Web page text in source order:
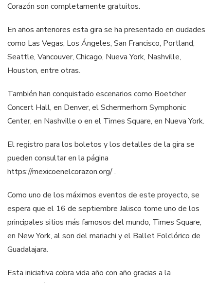
Corazón son completamente gratuitos.
En años anteriores esta gira se ha presentado en ciudades
como Las Vegas, Los Ángeles, San Francisco, Portland,
Seattle, Vancouver, Chicago, Nueva York, Nashville,
Houston, entre otras.
También han conquistado escenarios como Boetcher
Concert Hall, en Denver, el Schermerhorn Symphonic
Center, en Nashville o en el Times Square, en Nueva York.
El registro para los boletos y los detalles de la gira se
pueden consultar en la página
https://mexicoenelcorazon.org/ .
Como uno de los máximos eventos de este proyecto, se
espera que el 16 de septiembre Jalisco tome uno de los
principales sitios más famosos del mundo, Times Square,
en New York, al son del mariachi y el Ballet Folclórico de
Guadalajara.
⁠Esta iniciativa cobra vida año con año gracias a la